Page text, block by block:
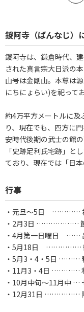
鑁阿寺（ばんなじ）
鑁阿寺は、鎌倉時代、
された真言宗大日派の本
山号は金剛山。本尊は
にちにょらい)を祀って
約4万平方メートルに及
り、現在でも、四方に
安時代後期の武士の館
「史跡足利氏宅跡」と
ており、現在では「日
行事
・元旦～5日 …………
・2月3日 ……………… 節
・4月第一日曜日 ……
・5月18日 ……………
・5月3・4・5日 ………
・11月3・4日 …………
・10月中旬～11月中 …
・12月31日 ……………